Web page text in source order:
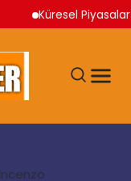
Küresel Piyasalar İran